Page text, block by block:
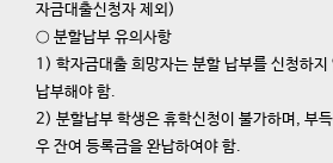
자금대출신청자 제외)
○ 분할납부 유의사항
1) 학자금대출 희망자는 분할 납부를 신청하지
납부해야 함.
2) 분할납부 학생은 휴학신청이 불가하며, 부
우 잔여 등록금을 완납하여야 함.